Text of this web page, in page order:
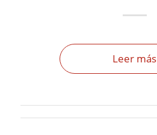
Leer más